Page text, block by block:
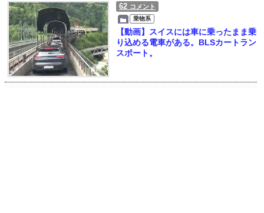
62 コメント
乗物系
【動画】スイスには車に乗ったまま乗
り込める電車がある。BLSカートラン
スポート。